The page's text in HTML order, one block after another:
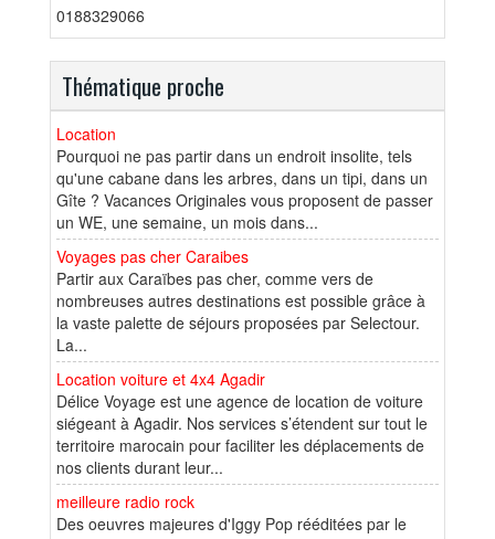
0188329066
Thématique proche
Location
Pourquoi ne pas partir dans un endroit insolite, tels
qu'une cabane dans les arbres, dans un tipi, dans un
Gîte ? Vacances Originales vous proposent de passer
un WE, une semaine, un mois dans...
Voyages pas cher Caraibes
Partir aux Caraïbes pas cher, comme vers de
nombreuses autres destinations est possible grâce à
la vaste palette de séjours proposées par Selectour.
La...
Location voiture et 4x4 Agadir
Délice Voyage est une agence de location de voiture
siégeant à Agadir. Nos services s’étendent sur tout le
territoire marocain pour faciliter les déplacements de
nos clients durant leur...
meilleure radio rock
Des oeuvres majeures d'Iggy Pop rééditées par le